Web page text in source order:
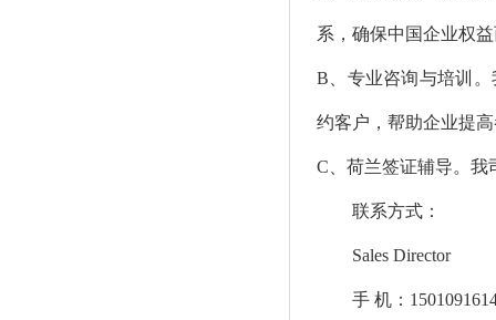
系，确保中国企业权
B、 专业咨询与培训
约客户，帮助企业提
C、 荷兰签证辅导。我
联系方式：
Sales Director
手 机：